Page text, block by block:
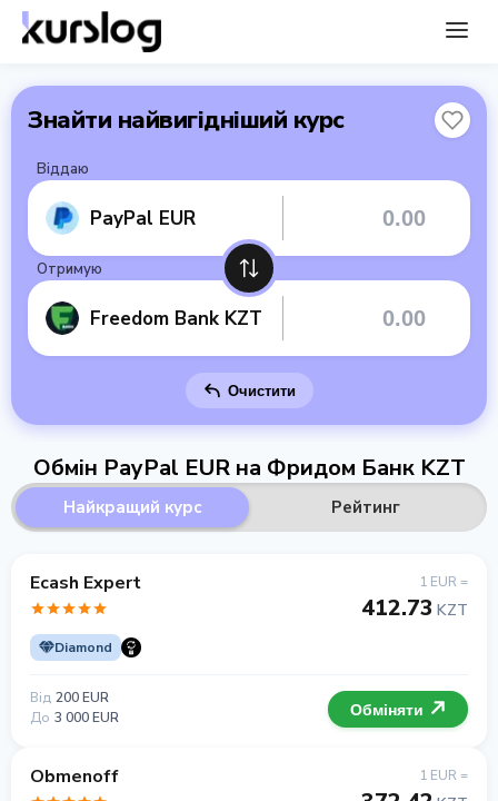
Знайти найвигідніший курс
Віддаю
PayPal EUR
Отримую
Freedom Bank KZT
Очистити
Обмін PayPal EUR на Фридом Банк KZT
Найкращий курс Рейтинг
Ecash Expert
Diamond
1 EUR =
412.73 KZT
Від 200 EUR
До 3 000 EUR Обміняти
Obmenoff 1 EUR =